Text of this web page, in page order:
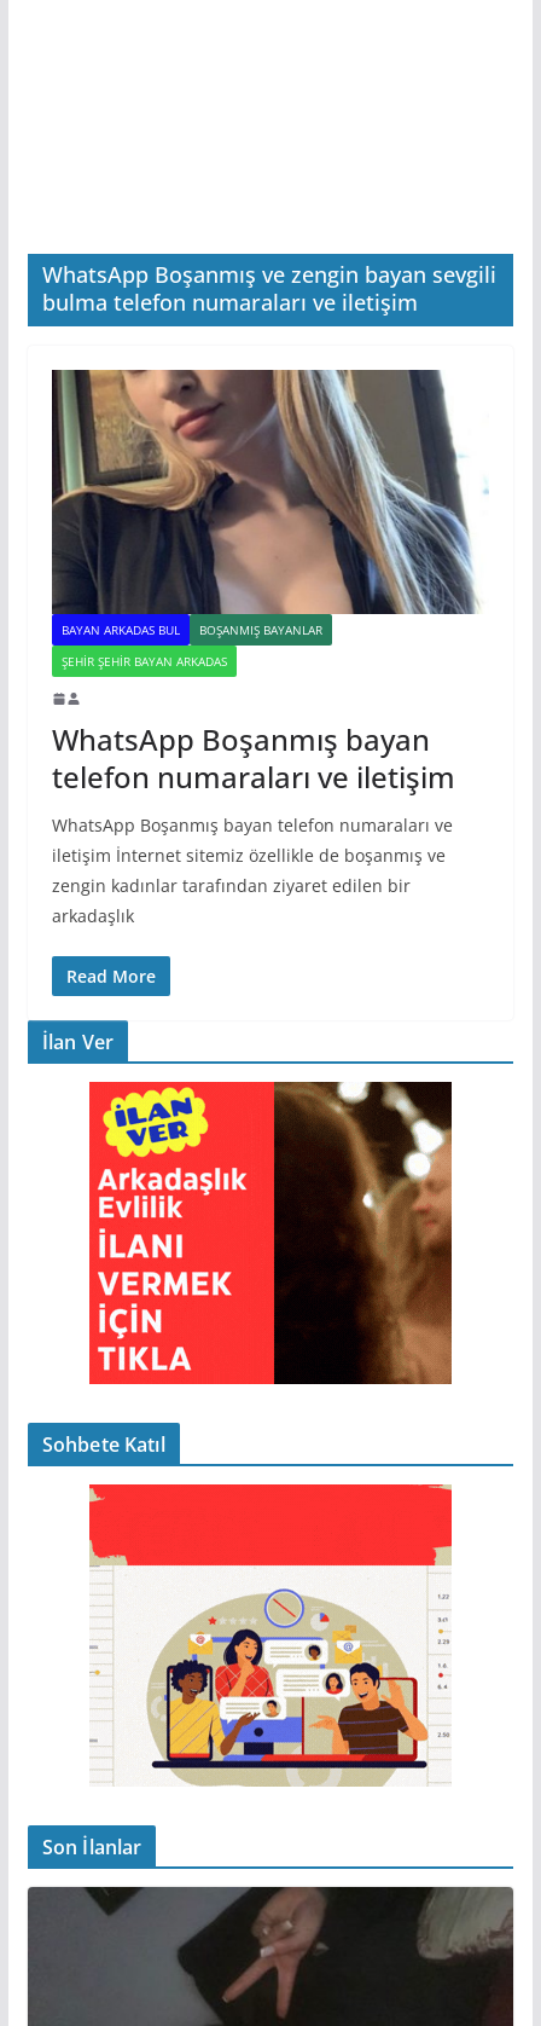
WhatsApp Boşanmış ve zengin bayan sevgili
bulma telefon numaraları ve iletişim
BAYAN ARKADAS BUL
BOŞANMIŞ BAYANLAR
ŞEHIR ŞEHIR BAYAN ARKADAS
WhatsApp Boşanmış bayan
telefon numaraları ve iletişim
WhatsApp Boşanmış bayan telefon numaraları ve
iletişim İnternet sitemiz özellikle de boşanmış ve
zengin kadınlar tarafından ziyaret edilen bir
arkadaşlık
Read More
İlan Ver
Sohbete Katıl
Son İlanlar